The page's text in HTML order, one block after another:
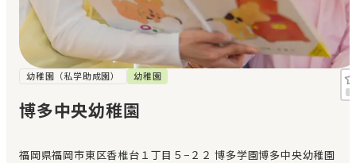
見学日記
メッセージ
おすすめの園
エンクルの特徴と活用方法
幼稚園（私学助成園） 幼稚園
博多中央幼稚園
福岡県福岡市東区香椎台１丁目５−２２ 博多学園博多中央幼稚園